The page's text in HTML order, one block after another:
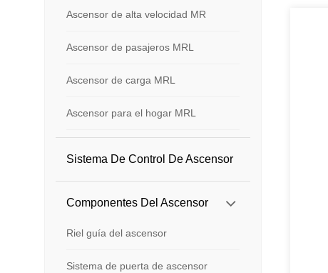
Ascensor de alta velocidad MR
Ascensor de pasajeros MRL
Ascensor de carga MRL
Ascensor para el hogar MRL
Sistema De Control De Ascensor
Componentes Del Ascensor
Riel guía del ascensor
Sistema de puerta de ascensor